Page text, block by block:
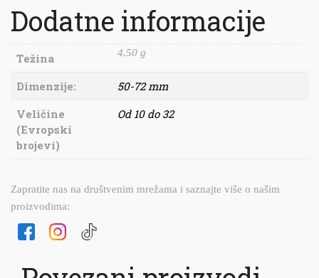
Dodatne informacije
Težina 4.50 g
Dimenzije:
50-72 mm
Veličine
(Evropski
brojevi)
Od 10 do 32
Zapratite nas na društvenim mrežama i saznajte više o našim
proizvodima: